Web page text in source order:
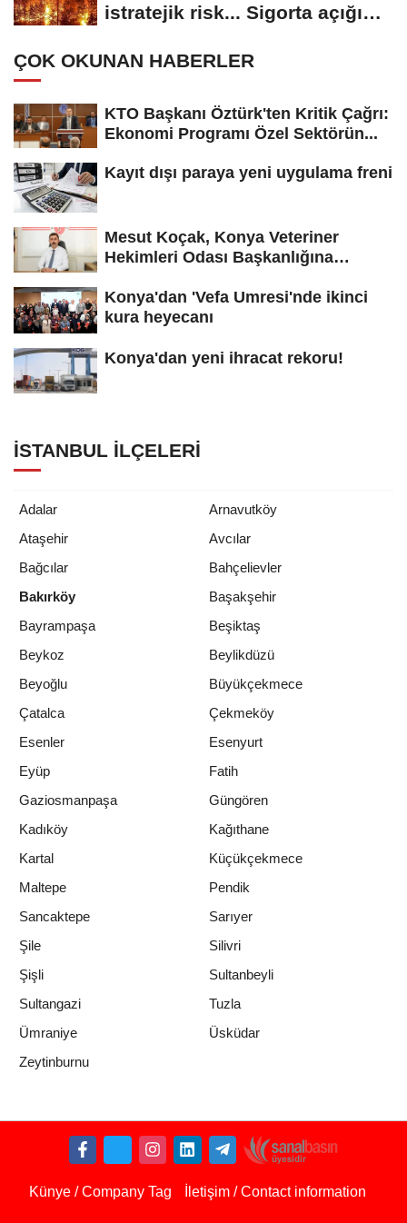
istratejik risk... Sigorta açığı
ÇOK OKUNAN HABERLER
KTO Başkanı Öztürk'ten Kritik Çağrı:
Ekonomi Programı Özel Sektörün...
Kayıt dışı paraya yeni uygulama freni
Mesut Koçak, Konya Veteriner
Hekimleri Odası Başkanlığına
Konya'dan 'Vefa Umresi'nde ikinci
kura heyecanı
Konya'dan yeni ihracat rekoru!
İSTANBUL İLÇELERI
Adalar
Arnavutköy
Ataşehir
Avcılar
Bağcılar
Bahçelievler
Bakırköy
Başakşehir
Bayrampaşa
Beşiktaş
Beykoz
Beylikdüzü
Beyoğlu
Büyükçekmece
Çatalca
Çekmeköy
Esenler
Esenyurt
Eyüp
Fatih
Gaziosmanpaşa
Güngören
Kadıköy
Kağıthane
Kartal
Küçükçekmece
Maltepe
Pendik
Sancaktepe
Sarıyer
Şile
Silivri
Şişli
Sultanbeyli
Sultangazi
Tuzla
Ümraniye
Üsküdar
Zeytinburnu
Künye / Company Tag İletişim / Contact information